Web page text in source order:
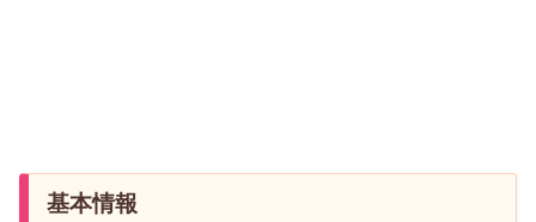
基本情報